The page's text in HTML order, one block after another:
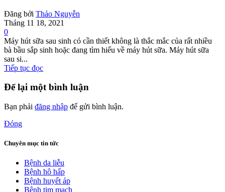
Đăng bởi Thảo Nguyễn
Tháng 11 18, 2021
0
Máy hút sữa sau sinh có cần thiết không là thắc mắc của rất nhiều
bà bầu sắp sinh hoặc đang tìm hiểu về máy hút sữa. Máy hút sữa
sau si...
Tiếp tục đọc
Để lại một bình luận
Bạn phải đăng nhập để gửi bình luận.
Đóng
Chuyên mục tin tức
Bệnh da liễu
Bệnh hô hấp
Bệnh huyết áp
Bệnh tim mạch